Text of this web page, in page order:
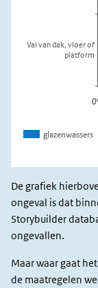
De grafiek
ongeval is dat
Storybuilder
ongevallen.
Maar waar gaat
de maatregelen